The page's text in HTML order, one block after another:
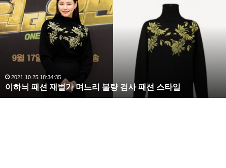
수
해
라
김
완
벽
한
2020.10.03 10:59:30
복수해라 김사랑, 완벽한 S라인 몸매 시선 압도